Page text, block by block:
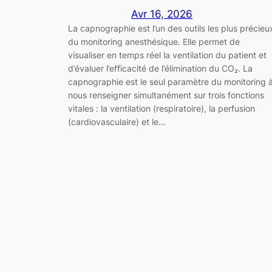
Avr 16, 2026
La capnographie est l’un des outils les plus
du monitoring anesthésique. Elle permet de
visualiser en temps réel la ventilation du patient et
d’évaluer l’efficacité de l’élimination du CO₂. La
capnographie est le seul paramètre du monitoring
nous renseigner simultanément sur trois fonctions
vitales : la ventilation (respiratoire), la perfusion
(cardiovasculaire) et le…